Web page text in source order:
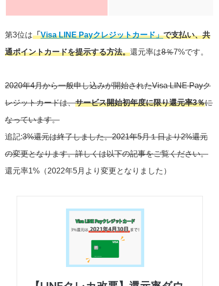
第3位は「Visa LINE Payクレジットカード」で支払い、共
通ポイントカードを提示する方法。還元率は8％7%です。
2020年4月から一般申し込みが開始されたVisa LINE Payク
レジットカードは、サービス開始初年度に限り還元率3％に
なっています。
追記:3%還元は終了しました。2021年5月１日より2%還元
の変更となります。詳しくは以下の記事をご覧ください。
還元率1%（2022年5月より変更となりました）